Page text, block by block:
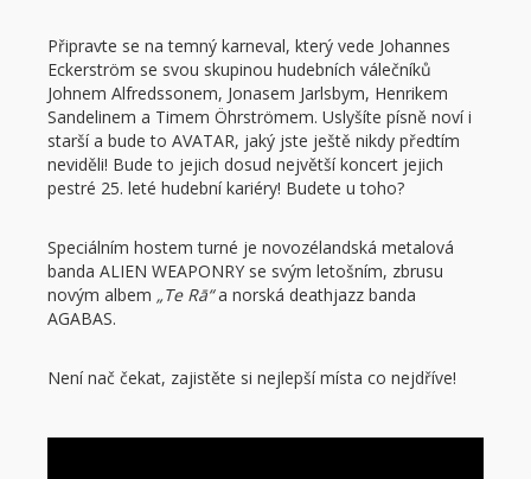
Připravte se na temný karneval, který vede Johannes
Eckerström se svou skupinou hudebních válečníků
Johnem Alfredssonem, Jonasem Jarlsbym, Henrikem
Sandelinem a Timem Öhrströmem. Uslyšíte písně noví i
starší a bude to AVATAR, jaký jste ještě nikdy předtím
neviděli! Bude to jejich dosud největší koncert jejich
pestré 25. leté hudební kariéry! Budete u toho?
Speciálním hostem turné je novozélandská metalová
banda ALIEN WEAPONRY se svým letošním, zbrusu
novým albem „Te Rā“a norská deathjazz banda
AGABAS.
Není nač čekat, zajistěte si nejlepší místa co nejdříve!